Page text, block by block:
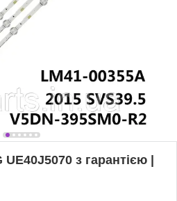
UE40J5070 з гарантією |